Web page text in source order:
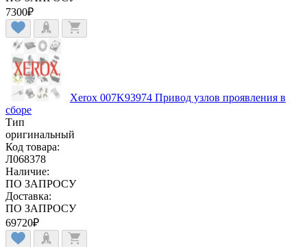
7300₽
Xerox 007K93974 Привод узлов проявления в
сборе
Тип
оригинальный
Код товара:
Л068378
Наличие:
ПО ЗАПРОСУ
Доставка:
ПО ЗАПРОСУ
69720₽